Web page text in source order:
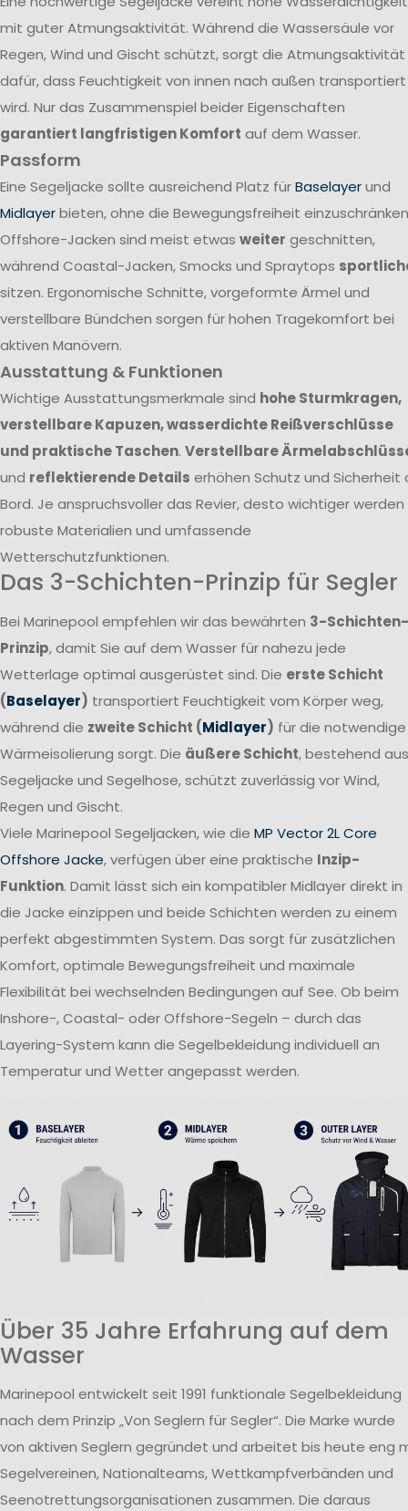
mit guter Atmungsaktivität. Während die Wassersäule vor
Regen, Wind und Gischt schützt, sorgt die Atmungsaktivität
dafür, dass Feuchtigkeit von innen nach außen transportiert
wird. Nur das Zusammenspiel beider Eigenschaften
garantiert langfristigen Komfort auf dem Wasser.
Passform
Eine Segeljacke sollte ausreichend Platz fürBaselayerund
Midlayerbieten, ohne die Bewegungsfreiheit
Offshore-Jacken sind meist etwas weiter geschnitten,
während Coastal-Jacken, Smocks und Spraytops
sitzen. Ergonomische Schnitte, vorgeformte Ärmel und
verstellbare Bündchen sorgen für hohen Tragekomfort bei
aktiven Manövern.
Ausstattung & Funktionen
Wichtige Ausstattungsmerkmale sind hohe Sturmkragen,
verstellbare Kapuzen, wasserdichte Reißverschlüsse
und praktische Taschen. Verstellbare
und reflektierende Details erhöhen Schutz und Sicherheit
Bord. Je anspruchsvoller das Revier, desto wichtiger werden
robuste Materialien und umfassende
Wetterschutzfunktionen.
Das 3-Schichten-Prinzip für Segler
Bei Marinepool empfehlen wir das bewährten 3-Schichten-
Prinzip, damit Sie auf dem Wasser für nahezu jede
Wetterlage optimal ausgerüstet sind. Die erste Schicht
(Baselayer) transportiert Feuchtigkeit vom Körper weg,
während die zweite Schicht (Midlayer) für die notwendige
Wärmeisolierung sorgt. Die äußere Schicht, bestehend aus
Segeljacke und Segelhose, schützt zuverlässig vor Wind,
Regen und Gischt.
Viele Marinepool Segeljacken, wie die MP Vector 2L Core
Offshore Jacke, verfügen über eine praktische Inzip-
Funktion. Damit lässt sich ein kompatibler Midlayer direkt in
die Jacke einzippen und beide Schichten werden zu einem
perfekt abgestimmten System. Das sorgt für zusätzlichen
Komfort, optimale Bewegungsfreiheit und maximale
Flexibilität bei wechselnden Bedingungen auf See. Ob beim
Inshore-, Coastal- oder Offshore-Segeln – durch das
Layering-System kann die Segelbekleidung individuell an
Temperatur und Wetter angepasst werden.
Über 35 Jahre Erfahrung auf dem
Wasser
Marinepool entwickelt seit 1991 funktionale Segelbekleidung
nach dem Prinzip „Von Seglern für Segler“. Die Marke wurde
von aktiven Seglern gegründet und arbeitet bis heute eng
Segelvereinen, Nationalteams, Wettkampfverbänden und
Seenotrettungsorganisationen zusammen. Die daraus